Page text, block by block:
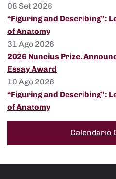
08 Set 2026
“Figuring and Describing”:
of Anatomy
31 Ago 2026
2026 Nuncius Prize.
Essay Award
10 Ago 2026
“Figuring and Describing”:
of Anatomy
Calendario